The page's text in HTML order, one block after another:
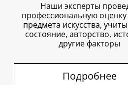
Наши эксперты
профессиональную
предмета искусства,
состояние, авторство,
другие факторы
Подробнее